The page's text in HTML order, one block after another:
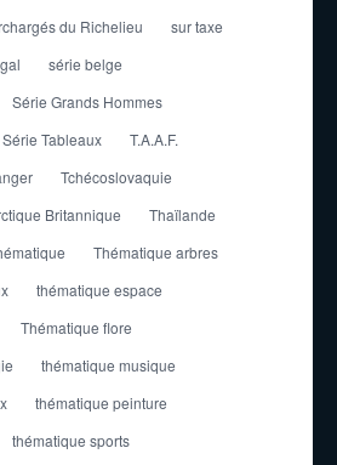
du Richelieu
sur taxe
série belge
Série Grands Hommes
Série Tableaux
T.A.A.F.
Tchécoslovaquie
Britannique
Thaïlande
Thématique arbres
thématique espace
Thématique flore
thématique musique
thématique peinture
thématique sports